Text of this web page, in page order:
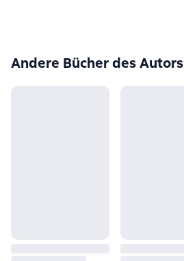
Andere Bücher des Autors